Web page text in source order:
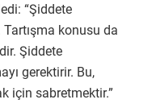
“Şiddete
konusu da
Şiddete
gerektirir. Bu,
için sabretmektir.”